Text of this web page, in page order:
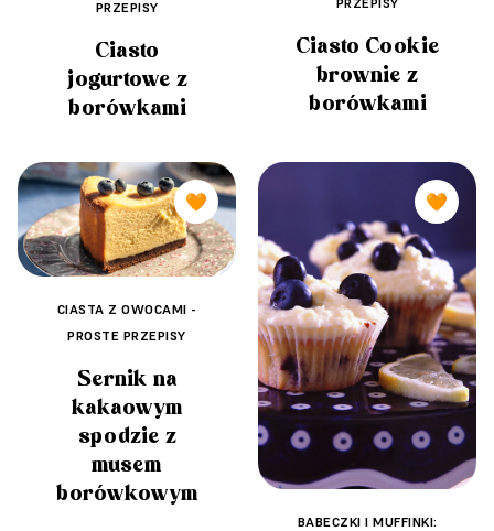
PRZEPISY
Ciasto
jogurtowe z
borówkami
Ciasto Cookie
brownie z
borówkami
🧡
CIASTA Z OWOCAMI -
PROSTE PRZEPISY
Sernik na
kakaowym
spodzie z
musem
borówkowym
🧡
BABECZKI I MUFFINKI: